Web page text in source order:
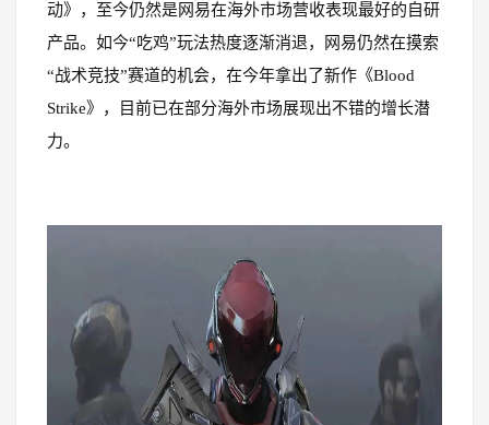
动》，至今仍然是网易在海外市场营收表现最好的自研
产品。如今“吃鸡”玩法热度逐渐消退，网易仍然在摸索
“战术竞技”赛道的机会，在今年拿出了新作《Blood
Strike》，目前已在部分海外市场展现出不错的增长潜
力。